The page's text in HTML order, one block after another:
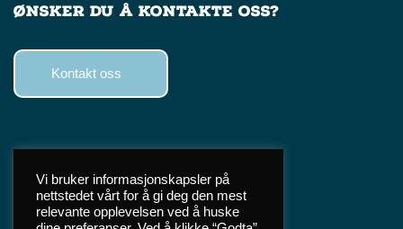
Ønsker du å kontakte oss?
Kontakt oss
Facebook
Instagram
Vi bruker informasjonskapsler på
nettstedet vårt for å gi deg den mest
relevante opplevelsen ved å huske